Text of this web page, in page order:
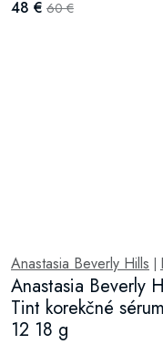
48 € 60 €
Anastasia Beverly Hills
Anastasia Beverly
Tint korekčné
12 18 g